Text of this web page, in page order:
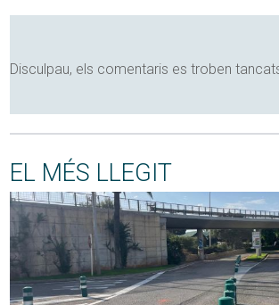
Disculpau, els comentaris es troben
EL MÉS LLEGIT